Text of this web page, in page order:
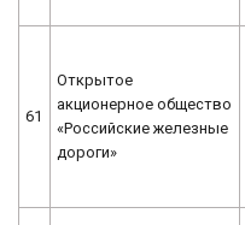
61
Открытое
акционерное общество
«Российские железные
дороги»